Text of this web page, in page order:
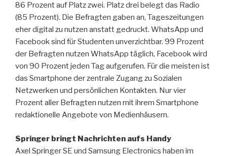
86 Prozent auf Platz zwei. Platz drei belegt das Radio
(85 Prozent). Die Befragten gaben an, Tageszeitungen
eher digital zu nutzen anstatt gedruckt. WhatsApp und
Facebook sind für Studenten unverzichtbar. 99 Prozent
der Befragten nutzen WhatsApp täglich, Facebook wird
von 90 Prozent jeden Tag aufgerufen. Für die meisten ist
das Smartphone der zentrale Zugang zu Sozialen
Netzwerken und persönlichen Kontakten. Nur vier
Prozent aller Befragten nutzen mit ihrem Smartphone
redaktionelle Angebote von Medienhäusern.
Springer bringt Nachrichten aufs Handy
Axel Springer SE und Samsung Electronics haben im